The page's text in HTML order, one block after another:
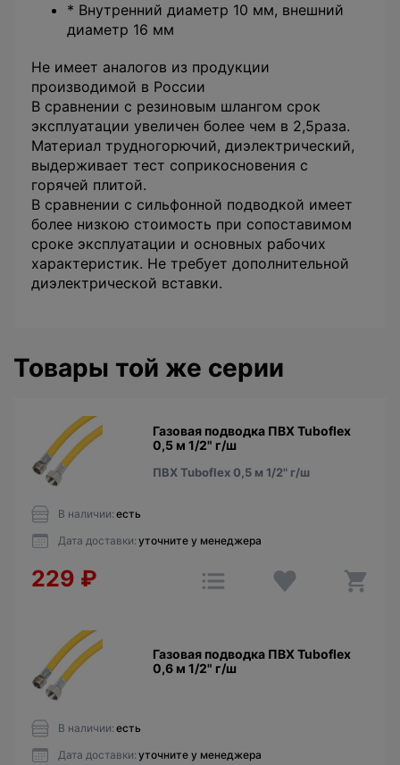
* Внутренний диаметр 10 мм, внешний
диаметр 16 мм
Не имеет аналогов из продукции
производимой в России
В сравнении с резиновым шлангом срок
эксплуатации увеличен более чем в 2,5раза.
Материал трудногорючий, диэлектрический,
выдерживает тест соприкосновения с
горячей плитой.
В сравнении с сильфонной подводкой имеет
более низкою стоимость при сопоставимом
сроке эксплуатации и основных рабочих
характеристик. Не требует дополнительной
диэлектрической вставки.
Товары той же серии
Газовая подводка ПВХ Tuboflex
0,5 м 1/2" г/ш
ПВХ Tuboflex 0,5 м 1/2" г/ш
В наличии: есть
Дата доставки: уточните у менеджера
229 ₽
Газовая подводка ПВХ Tuboflex
0,6 м 1/2" г/ш
В наличии: есть
Дата доставки: уточните у менеджера